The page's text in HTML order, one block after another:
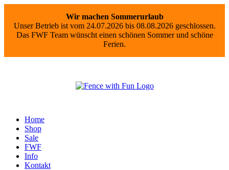
Wir machen Sommerurlaub
Unser Betrieb ist vom 24.07.2026 bis 08.08.2026 geschlossen.
Das FWF Team wünscht einen schönen Sommer und schöne
Ferien.
Home
Shop
Sale
FWF
Info
Kontakt